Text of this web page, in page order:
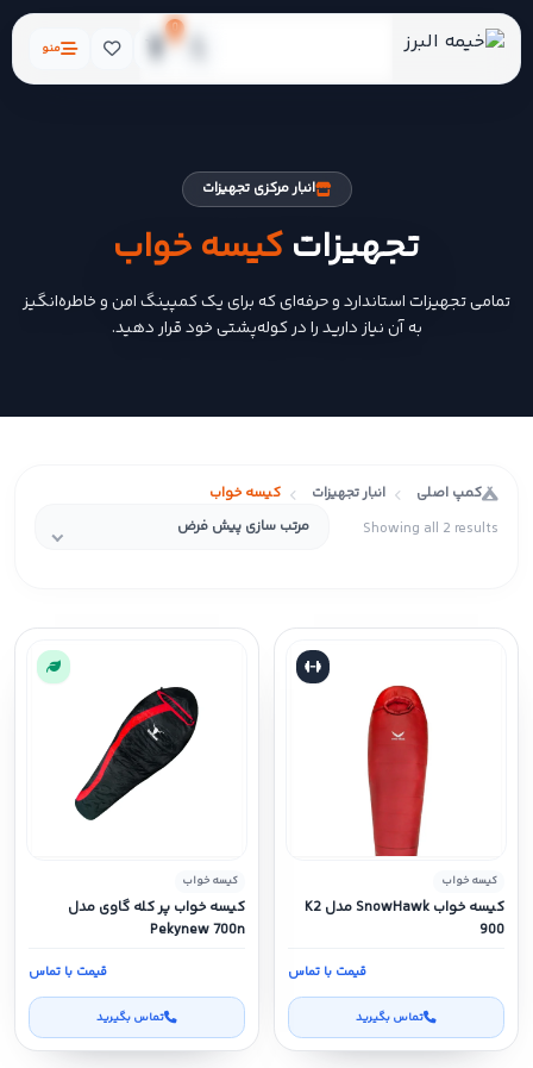
0
منو
انبار مرکزی تجهیزات
تجهیزاتکیسه خواب
تمامی تجهیزات استاندارد و حرفه‌ای که برای یک کمپینگ امن و خاطره‌انگیز
به آن نیاز دارید را در کوله‌پشتی خود قرار دهید.
کمپ اصلی انبار تجهیزات
کیسه خواب
Showing all 2 results
کیسه خواب
کیسه خواب SnowHawk مدل K2
900
قیمت با تماس
تماس بگیرید
کیسه خواب
کیسه خواب پر کله گاوی مدل
Pekynew 700n
قیمت با تماس
تماس بگیرید